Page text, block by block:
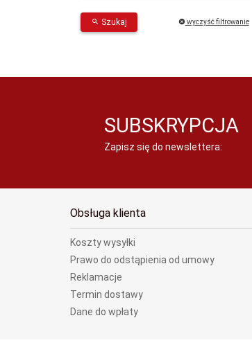
Szukaj wyczyść filtrowanie
SUBSKRYPCJA
Zapisz się do newslettera:
Obsługa klienta
Koszty wysyłki
Prawo do odstąpienia od umowy
Reklamacje
Termin dostawy
Dane do wpłaty